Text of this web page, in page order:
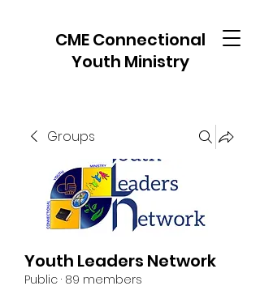
CME Connectional
Youth Ministry
Groups
Youth Leaders Network
Public · 89 members